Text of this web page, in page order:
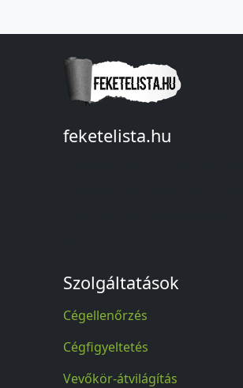
feketelista.hu
Szolgáltatások
Cégellenőrzés
Cégfigyeltetés
Vevőkör-átvilágítás